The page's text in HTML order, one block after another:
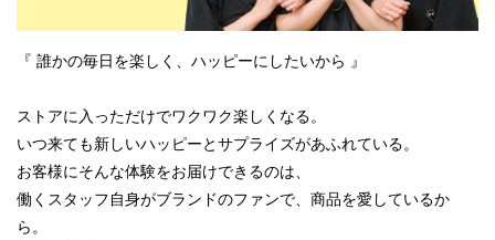
『 誰かの毎日を楽しく、ハッピーにしたいから 』
ストアに入っただけでワクワク楽しくなる。
いつ来ても新しいハッピーとサプライズがあふれている。
お客様にそんな体験をお届けできるのは、
働くスタッフ自身がブランドのファンで、商品を愛しているか
ら。